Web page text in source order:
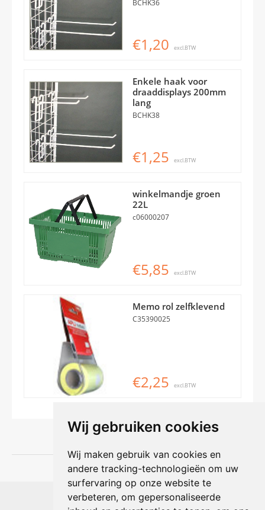
Wij gebruiken cookies
Wij maken gebruik van cookies en
andere tracking-technologieën om uw
surfervaring op onze website te
verbeteren, om gepersonaliseerde
BCHK36
€1,20 excl.BTW
Enkele haak voor
draaddisplays 200mm
lang
BCHK38
€1,25 excl.BTW
winkelmandje groen
22L
c06000207
€5,85 excl.BTW
Memo rol zelfklevend
C35390025
€2,25 excl.BTW
Shophouse online